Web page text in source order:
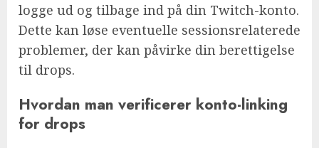
logge ud og tilbage ind på din Twitch-konto.
Dette kan løse eventuelle sessionsrelaterede
problemer, der kan påvirke din berettigelse
til drops.
Hvordan man verificerer konto-linking
for drops